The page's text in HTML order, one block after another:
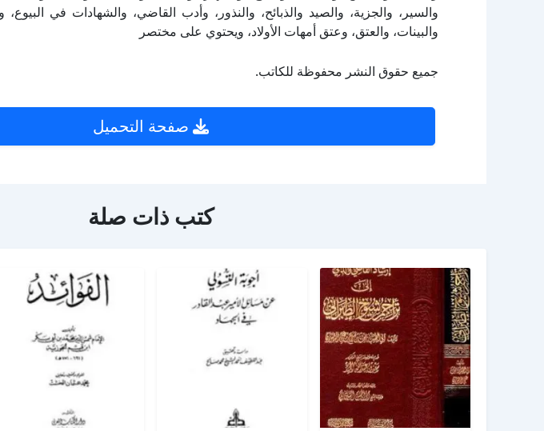
والسير، والجزية، والصيد والذبائح، والنذور، وأدب القاضي، والشهادات في
والبينات، والعتق، وعتق أمهات الأولاد، ويحتوي على مختصر
جميع حقوق النشر محفوظة للكاتب.
صفحة التحميل
كتب ذات صلة